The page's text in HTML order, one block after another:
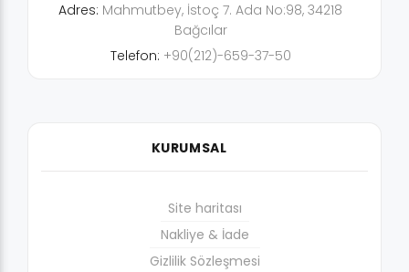
Adres: Mahmutbey, İstoç 7. Ada No:98, 34218
Bağcılar
Telefon: +90(212)-659-37-50
KURUMSAL
Site haritası
Nakliye & İade
Gizlilik Sözleşmesi